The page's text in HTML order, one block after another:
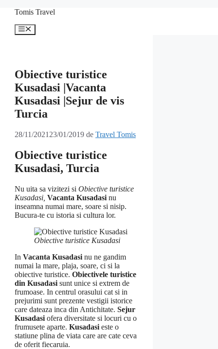
conținut
Tomis Travel
Meniu
Obiective turistice
Kusadasi |Vacanta
Kusadasi |Sejur de vis
Turcia
28/11/2021 23/01/2019 de Travel Tomis
Obiective turistice
Kusadasi, Turcia
Nu uita sa vizitezi si Obiective turistice
Kusadasi, Vacanta Kusadasi nu
inseamna numai mare, soare si nisip.
Bucura-te cu istoria si cultura lor.
Obiective turistice Kusadasi
In Vacanta Kusadasi nu ne gandim
numai la mare, plaja, soare, ci si la
obiective turistice. Obiectivele turistice
din Kusadasi sunt unice si extrem de
frumoase. In centrul orasului cat si in
prejurimi sunt prezente vestigii istorice
care dateaza inca din Antichitate. Sejur
Kusadasi ofera diversitate si locuri cu o
frumusete aparte. Kusadasi este o
statiune plina de viata care are cate ceva
de oferit fiecaruia.